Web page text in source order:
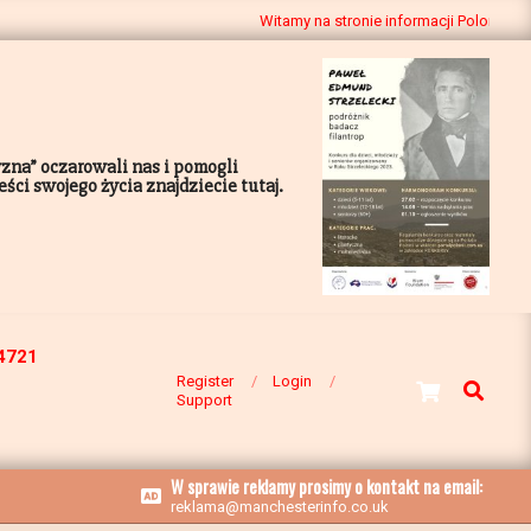
Witamy na stronie informacji Polonijnej
oczarowali nas i pomogli
swojego życia znajdziecie tutaj.
Register
Login
Support
Search
W sprawie reklamy prosimy o kontakt na email:
reklama@manchesterinfo.co.uk
1,5 MILIONA UCZESTNIKÓW
W PONAD 750 MIASTACH